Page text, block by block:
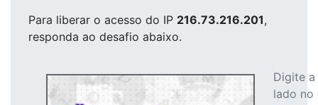
Para liberar o acesso do IP 216.73.216.201,
responda ao desafio abaixo.
Digite
lado no